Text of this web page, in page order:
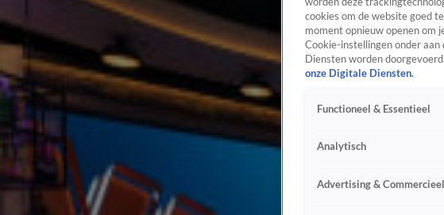
ZIEN: Zoon Heleen van Royen is samen met Suzanne Schulting
1 juni 2022, 16:48
Heleen van Royen doet bizarre onthulling over sperma Patrick Kluivert
26 mei 2022, 10:02
Welles-nietes-rel tussen Johan Derksen en Eva Jinek
21 mei 2022, 09:47
Vandaag Inside sluit eerste week terug af met 873.000 kijkers
21 mei 2022, 09:18
HLF8 keert terug op televisie na de zomer
20 mei 2022, 17:52
cookies om de website goed
moment opnieuw openen om
Cookie-instellingen onder
Diensten worden doorgevoerd.
onze Digitale Diensten.
Functioneel & Essentieel
Analytisch
Advertising & Commercieel